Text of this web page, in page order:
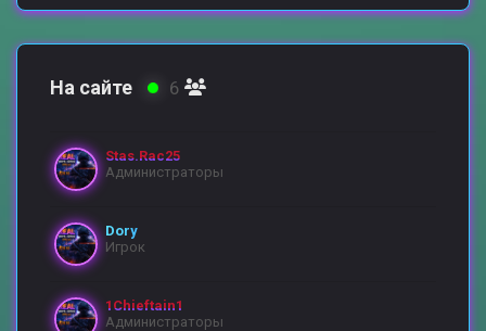
На сайте 6
Stas.Rac25
Администраторы
Dory
Игрок
1Chieftain1
Администраторы